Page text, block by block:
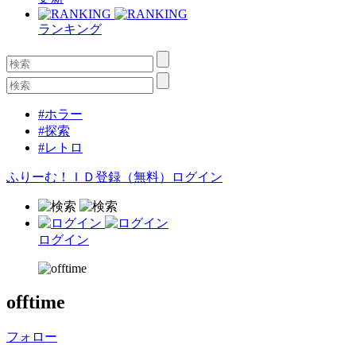
ランキング
#ホラー
#探索
#レトロ
ふりーむ！ＩＤ登録（無料） ログイン
ログイン
offtime
フォロー